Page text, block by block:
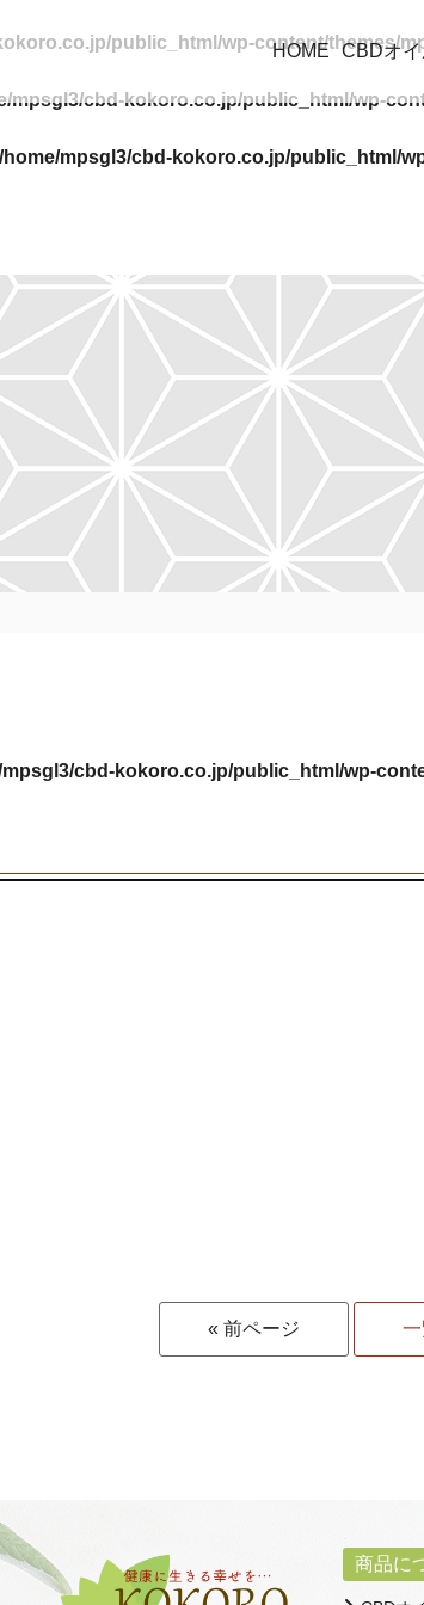
HOME CBDオ
public_html/wp-content/themes/
mpsgl3/cbd-kokoro.co.jp/public_html/wp-
/home/mpsgl3/cbd-kokoro.co.jp/public_html/
cbd-kokoro.co.jp/public_html/wp-
« 前ページ
商品に